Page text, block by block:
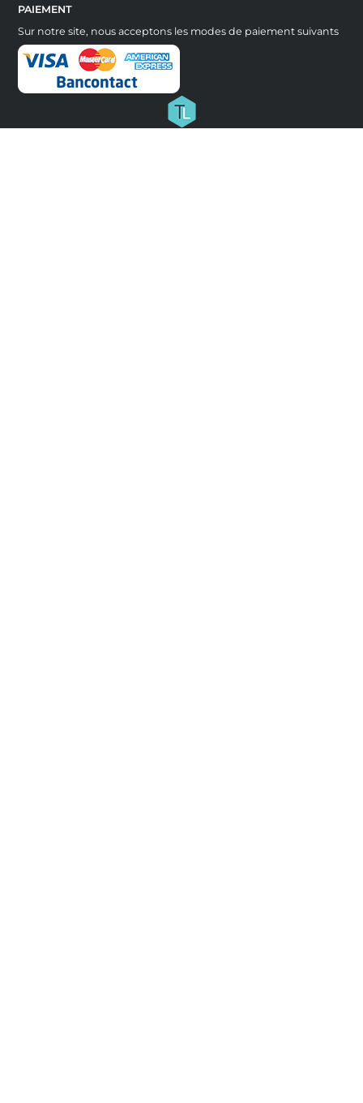
PAIEMENT
Sur notre site, nous acceptons les modes de paiement suivants